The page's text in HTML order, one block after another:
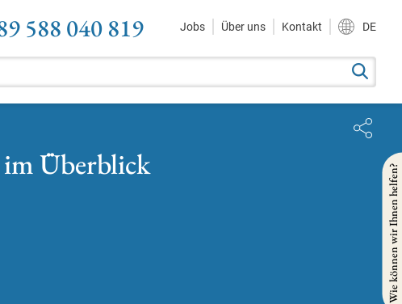
588 040 819 Jobs Über uns Kontakt DE
im Überblick Wie können wir Ihnen helfen?